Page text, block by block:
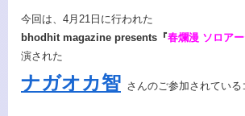
今回は、4月21日に行われた
bhodhit magazine presents『春爛漫 ソロア
演された
ナガオカ智 さんのご参加されてい